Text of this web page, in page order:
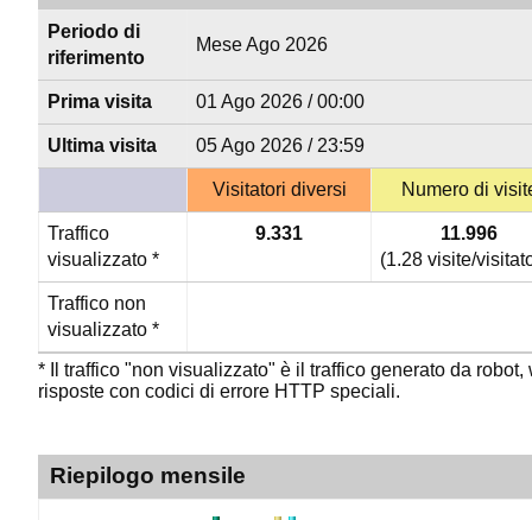
Periodo di
riferimento
Mese Ago 2026
Prima visita 01 Ago 2026 / 00:00
Ultima visita 05 Ago 2026 / 23:59
Visitatori diversi Numero di
Traffico
visualizzato *
9.331
11.996
(1.28 visite/
Traffico non
visualizzato *
* Il traffico "non visualizzato" è il traffico generato da robot,
risposte con codici di errore HTTP speciali.
Riepilogo mensile